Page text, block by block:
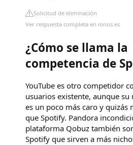
Solicitud de eliminación
Ver respuesta completa en ionos.es
¿Cómo se llama la
competencia de
YouTube es otro competidor
usuarios existente, aunque
es un poco más caro y quizás
que Spotify. Pandora
plataforma Qobuz también
Spotify que sirven a más